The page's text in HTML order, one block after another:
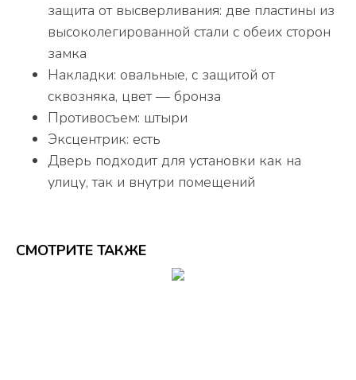
защита от высверливания: две пластины из
высоколегированной стали с обеих сторон
замка
Накладки: овальные, с защитой от
сквозняка, цвет — бронза
Противосъем: штыри
Эксцентрик: есть
Дверь подходит для установки как на
улицу, так и внутри помещений
СМОТРИТЕ ТАКЖЕ